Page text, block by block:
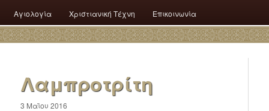
Αγιολογία Χριστιανική Τέχνη Επικοινωνία
Λαμπροτρίτη
3 Μαΐου 2016